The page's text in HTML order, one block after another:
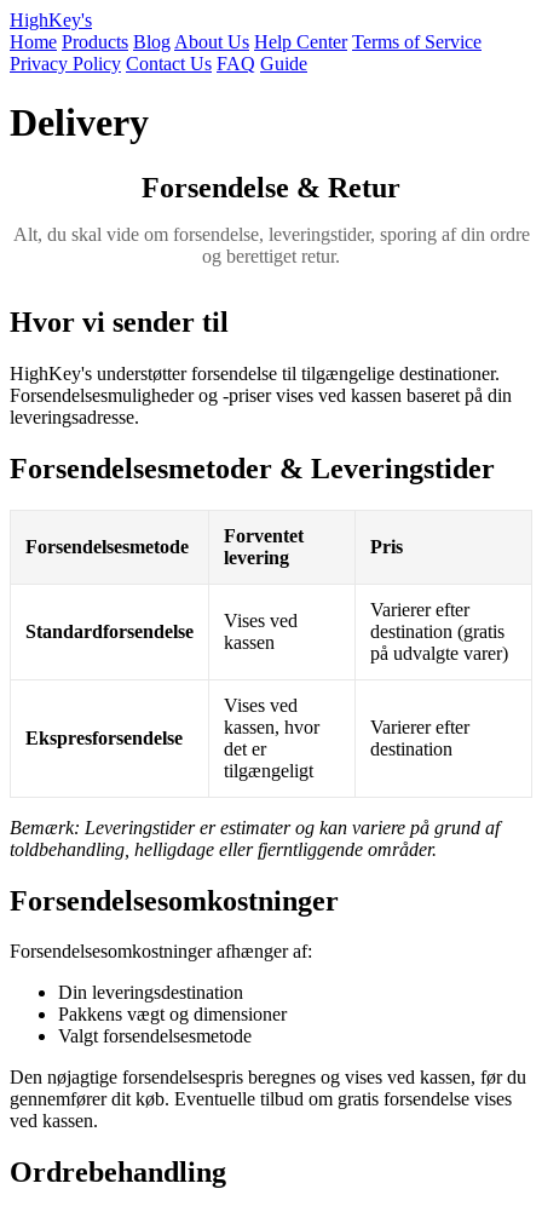
HighKey's
Home Products Blog About Us Help Center Terms of Service
Privacy Policy Contact Us FAQ Guide
Delivery
Forsendelse & Retur
Alt, du skal vide om forsendelse, leveringstider, sporing af din ordre
og berettiget retur.
Hvor vi sender til
HighKey's understøtter forsendelse til tilgængelige destinationer.
Forsendelsesmuligheder og -priser vises ved kassen baseret på din
leveringsadresse.
Forsendelsesmetoder & Leveringstider
Forsendelsesmetode
Forventet
levering
Pris
Standardforsendelse
Vises ved
kassen
Varierer efter
destination (gratis
på udvalgte varer)
Ekspresforsendelse
Vises ved
kassen, hvor
det er
tilgængeligt
Varierer efter
destination
Bemærk: Leveringstider er estimater og kan variere på grund af
toldbehandling, helligdage eller fjerntliggende områder.
Forsendelsesomkostninger
Forsendelsesomkostninger afhænger af:
Din leveringsdestination
Pakkens vægt og dimensioner
Valgt forsendelsesmetode
Den nøjagtige forsendelsespris beregnes og vises ved kassen, før du
gennemfører dit køb. Eventuelle tilbud om gratis forsendelse vises
ved kassen.
Ordrebehandling